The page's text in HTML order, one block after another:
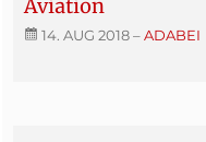
Aviation
14. AUG 2018–ADABEI